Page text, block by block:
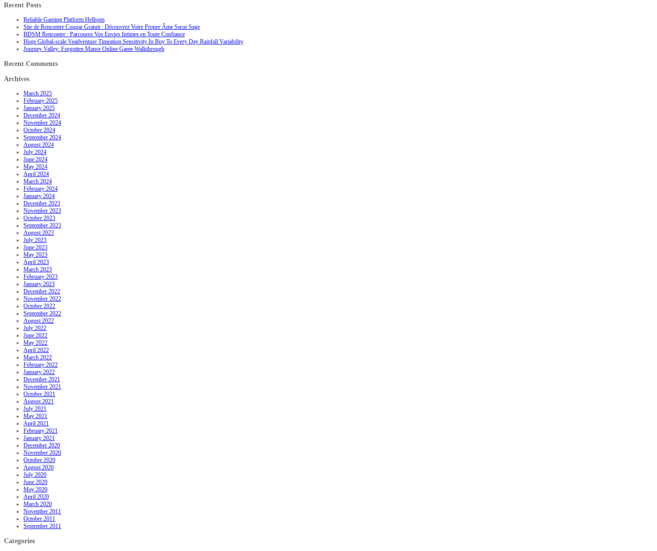
Recent Posts
Reliable Gaming Platform Hellspin
Site de Rencontre Cougar Gratuit : Découvrez Votre Propre Âme Sœur Sage
BDSM Rencontre : Parcourez Vos Envies Intimes en Toute Confiance
Huge Global-scale Veadventure Timeation Sensitivity In Buy To Every Day Rainfall Variability
Journey Valley: Forgotten Manor Online Game Walkthrough
Recent Comments
Archives
March 2025
February 2025
January 2025
December 2024
November 2024
October 2024
September 2024
August 2024
July 2024
June 2024
May 2024
April 2024
March 2024
February 2024
January 2024
December 2023
November 2023
October 2023
September 2023
August 2023
July 2023
June 2023
May 2023
April 2023
March 2023
February 2023
January 2023
December 2022
November 2022
October 2022
September 2022
August 2022
July 2022
June 2022
May 2022
April 2022
March 2022
February 2022
January 2022
December 2021
November 2021
October 2021
August 2021
July 2021
May 2021
April 2021
February 2021
January 2021
December 2020
November 2020
October 2020
August 2020
July 2020
June 2020
May 2020
April 2020
March 2020
November 2011
October 2011
September 2011
Categories